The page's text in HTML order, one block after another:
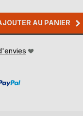
AU PANIER